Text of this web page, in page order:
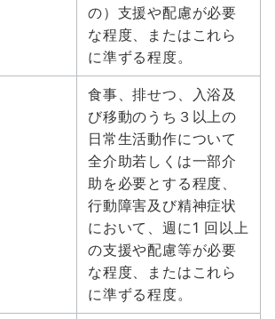
の）支援や配慮が必要
な程度、またはこれら
に準ずる程度。
食事、排せつ、入浴及
び移動のうち３以上の
日常生活動作について
全介助若しくは一部介
助を必要とする程度、
行動障害及び精神症状
において、週に1 回以上
の支援や配慮等が必要
な程度、またはこれら
に準ずる程度。